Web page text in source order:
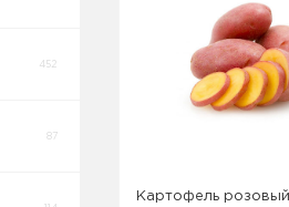
452
87
Картофель розовый